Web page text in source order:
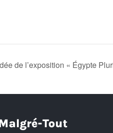
de l’exposition « Égypte
Tout